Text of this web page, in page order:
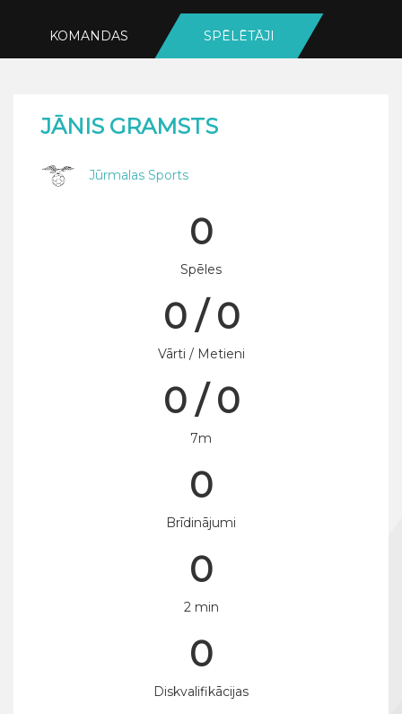
KOMANDAS SPĒLĒTĀJI
JĀNIS GRAMSTS
Jūrmalas Sports
0
Spēles
0 / 0
Vārti / Metieni
0 / 0
7m
0
Brīdinājumi
0
2 min
0
Diskvalifikācijas